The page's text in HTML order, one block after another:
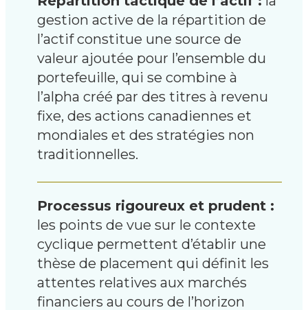
gestion active de la répartition de
l’actif constitue une source de
valeur ajoutée pour l’ensemble du
portefeuille, qui se combine à
l’alpha créé par des titres à revenu
fixe, des actions canadiennes et
mondiales et des stratégies non
traditionnelles.
Processus rigoureux et prudent :
les points de vue sur le contexte
cyclique permettent d’établir une
thèse de placement qui définit les
attentes relatives aux marchés
financiers au cours de l’horizon